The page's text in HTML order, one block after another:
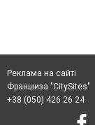
Реклама на сайті
Франшиза "CitySites"
+38 (050) 426 26 24